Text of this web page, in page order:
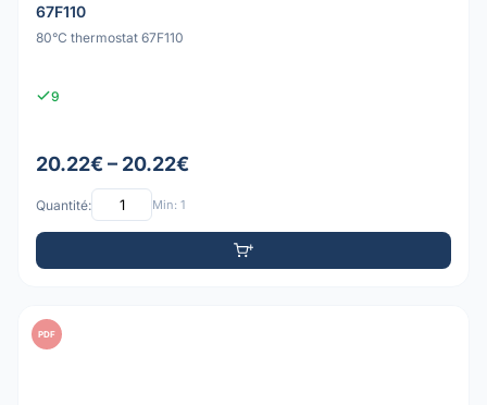
67F110
80°C thermostat 67F110
9
20.22€ – 20.22€
Quantité: Min: 1
PDF